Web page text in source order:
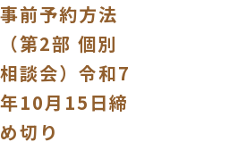
事前予約方法
（第2部 個別
相談会）令和7
年10月15日締
め切り